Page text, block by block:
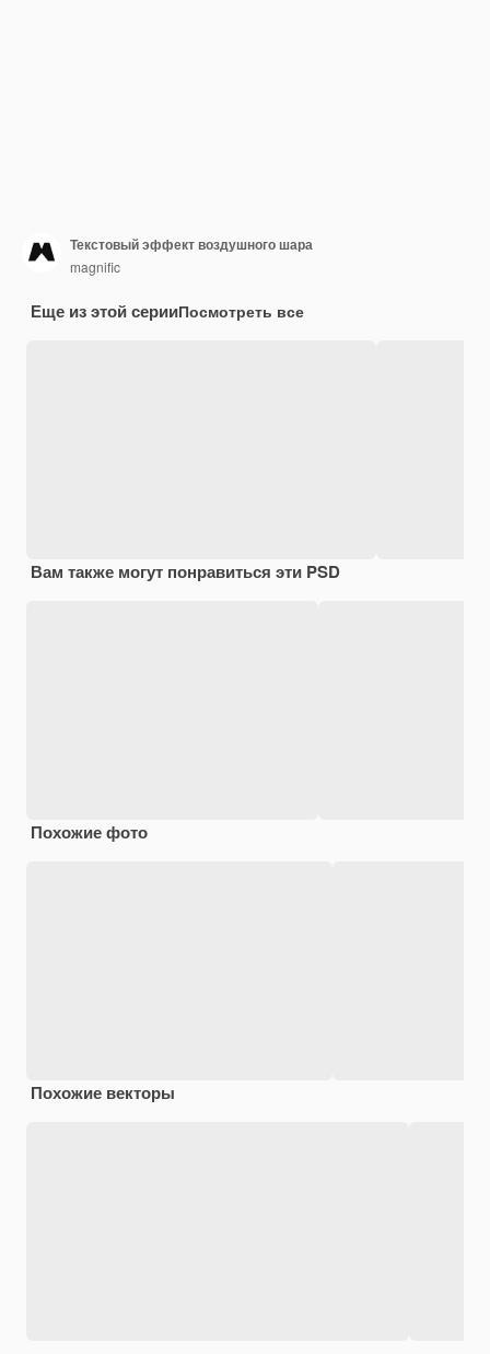
Текстовый эффект воздушного шара
magnific
Еще из этой серииПосмотреть все
Вам также могут понравиться эти PSD
Похожие фото
Похожие векторы